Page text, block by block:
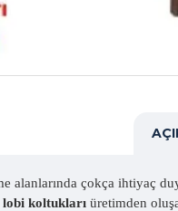
alanlarında çokça ihtiyaç
lobi koltukları üretimden